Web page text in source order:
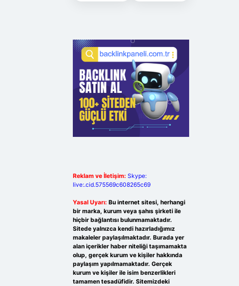
Reklam ve İletişim: Skype:
live:.cid.575569c608265c69
Yasal Uyarı: Bu internet sitesi, herhangi
bir marka, kurum veya şahıs şirketi ile
hiçbir bağlantısı bulunmamaktadır.
Sitede yalnızca kendi hazırladığımız
makaleler paylaşılmaktadır. Burada yer
alan içerikler haber niteliği taşımamakta
olup, gerçek kurum ve kişiler hakkında
paylaşım yapılmamaktadır. Gerçek
kurum ve kişiler ile isim benzerlikleri
tamamen tesadüfidir. Sitemizdeki